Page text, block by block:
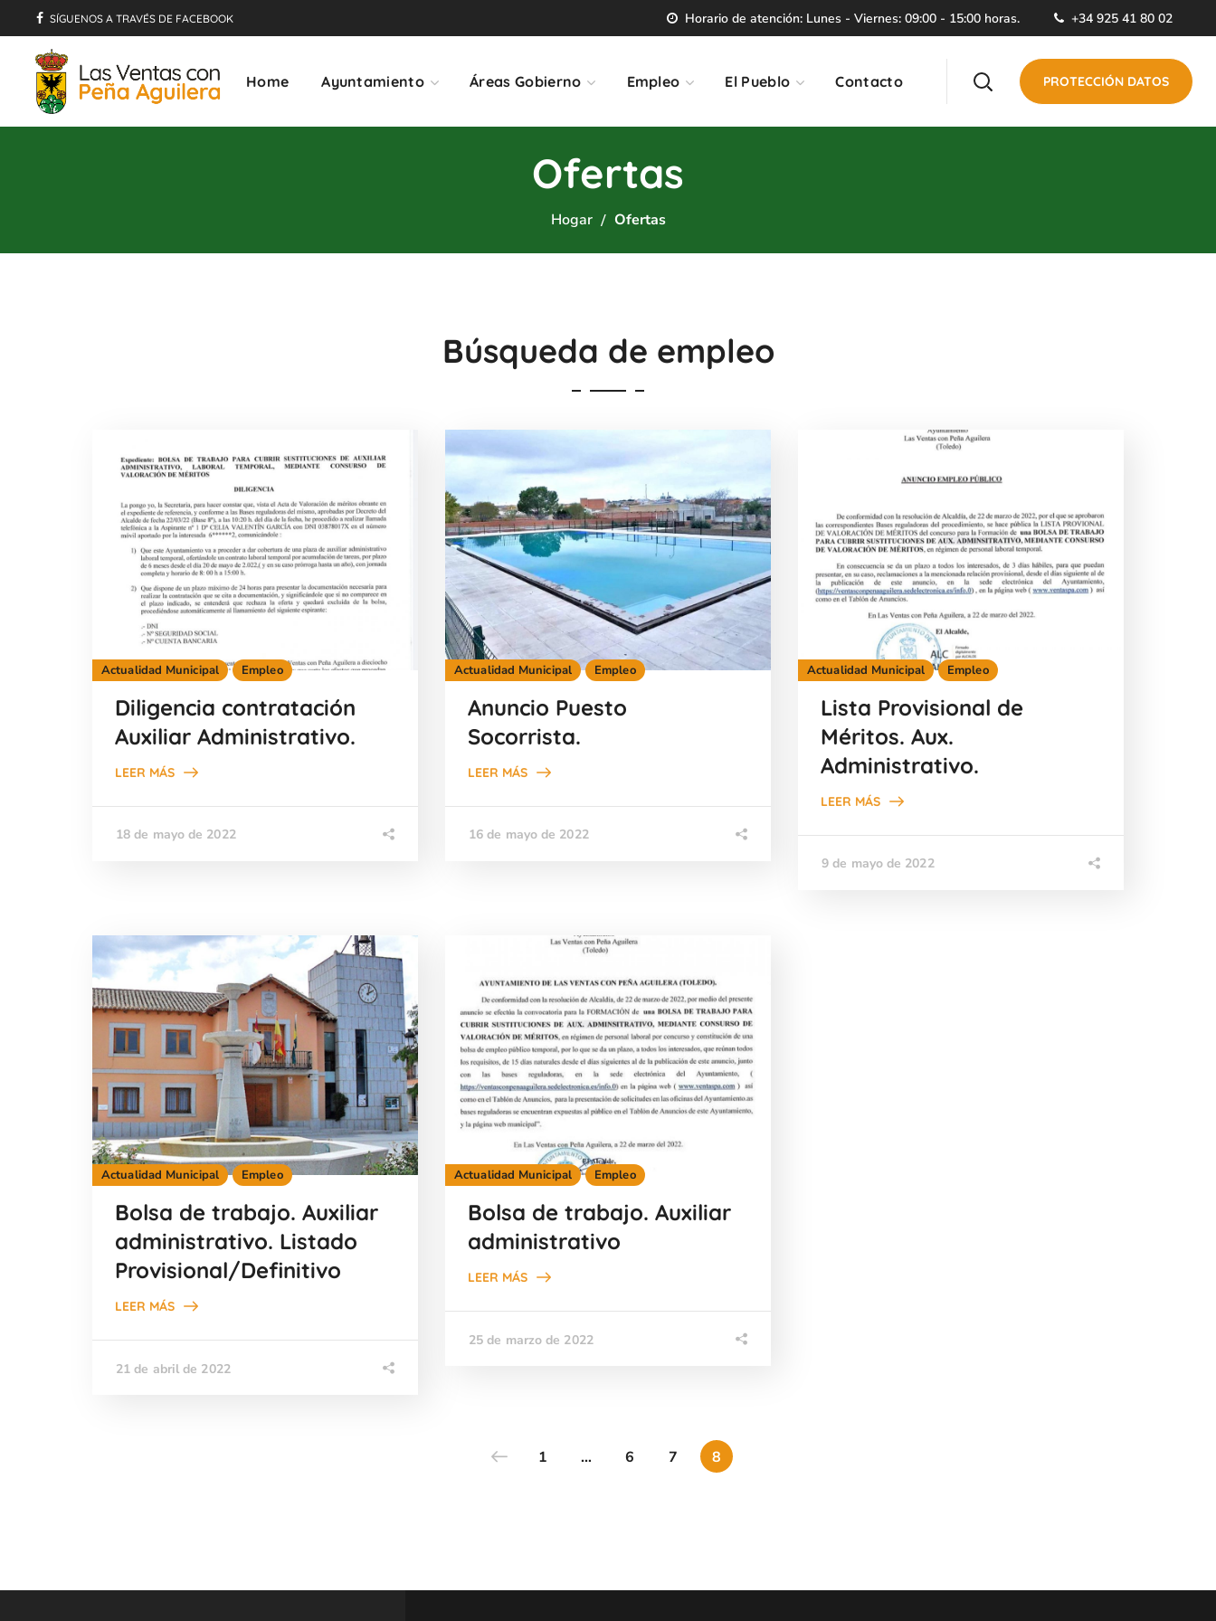
SÍGUENOS A TRAVÉS DE FACEBOOK Horario de atención: Lunes - Viernes: 09:00 - 15:00 horas. +34 925 41 80 02
Home Ayuntamiento Áreas Gobierno Empleo El Pueblo Contacto PROTECCIÓN DATOS
Ofertas
Hogar Ofertas
Búsqueda de empleo
Actualidad Municipal Empleo
Diligencia contratación
Auxiliar Administrativo.
LEER MÁS
18 de mayo de 2022
Actualidad Municipal Empleo
Anuncio Puesto
Socorrista.
LEER MÁS
16 de mayo de 2022
Actualidad Municipal Empleo
Lista Provisional de
Méritos. Aux.
Administrativo.
LEER MÁS
9 de mayo de 2022
Actualidad Municipal Empleo
Bolsa de trabajo. Auxiliar
administrativo. Listado
Provisional/Definitivo
LEER MÁS
21 de abril de 2022
Actualidad Municipal Empleo
Bolsa de trabajo. Auxiliar
administrativo
LEER MÁS
25 de marzo de 2022
1 … 6 7 8